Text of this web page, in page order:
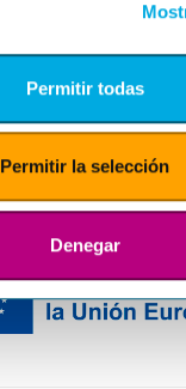
Permitir todas
Permitir la selección
Denegar